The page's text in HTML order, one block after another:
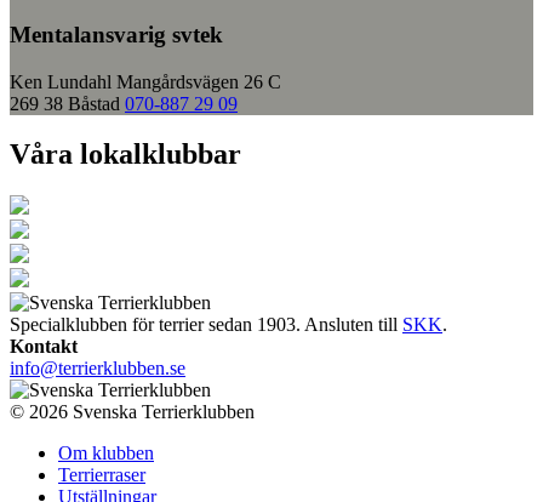
Mentalansvarig svtek
Ken Lundahl Mangårdsvägen 26 C
269 38 Båstad 070-887 29 09
Våra lokalklubbar
Specialklubben för terrier sedan 1903. Ansluten till SKK.
Kontakt
info@terrierklubben.se
© 2026 Svenska Terrierklubben
Om klubben
Terrierraser
Utställningar